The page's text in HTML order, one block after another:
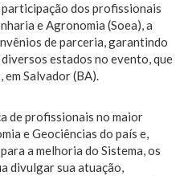
dos profissionais
e Agronomia (Soea), a
de parceria, garantindo
estados no evento, que
Salvador (BA).
de profissionais no maior
e Geociências do país e,
a melhoria do Sistema, os
divulgar sua atuação,